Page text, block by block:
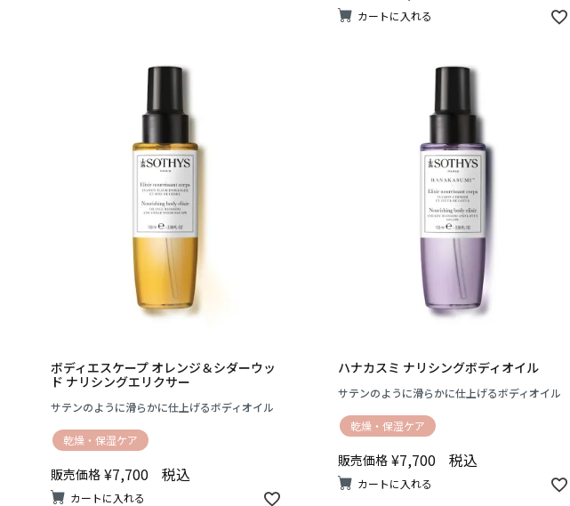
カートに入れる
サテンのように滑らかに仕上げるボディオイル
ボディエスケープ オレンジ＆シダーウッ
ド ナリシングエリクサー
乾燥・保湿ケア
販売価格 ¥7,700 税込
カートに入れる
サテンのように滑らかに仕上げるボディオイル
ハナカスミ ナリシングボディオイル
乾燥・保湿ケア
販売価格 ¥7,700 税込
カートに入れる